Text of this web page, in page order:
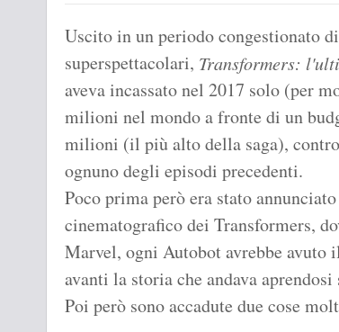
Uscito in un periodo congestionato
superspettacolari, Transformers:
aveva incassato nel 2017 solo (per
milioni nel mondo a fronte di un
milioni (il più alto della saga),
ognuno degli episodi precedenti.
Poco prima però era stato
cinematografico dei Transformers,
Marvel, ogni Autobot avrebbe avuto
avanti la storia che andava
Poi però sono accadute due cose